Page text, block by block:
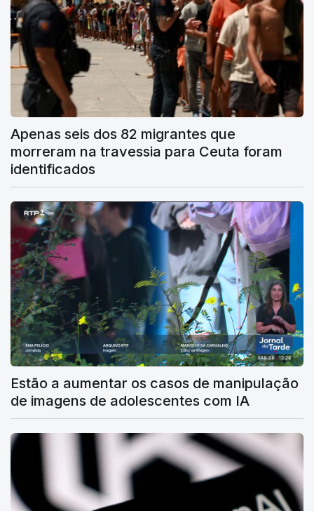
Apenas seis dos 82 migrantes que
morreram na travessia para Ceuta foram
identificados
Estão a aumentar os casos de manipulação
de imagens de adolescentes com IA